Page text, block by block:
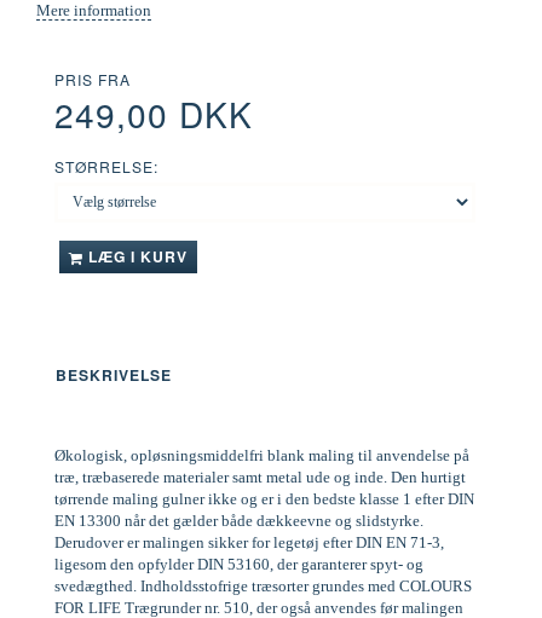
Mere information
PRIS FRA
249,00 DKK
STØRRELSE:
LÆG I KURV
BESKRIVELSE
Økologisk, opløsningsmiddelfri blank maling til anvendelse på
træ, træbaserede materialer samt metal ude og inde. Den hurtigt
tørrende maling gulner ikke og er i den bedste klasse 1 efter DIN
EN 13300 når det gælder både dækkeevne og slidstyrke.
Derudover er malingen sikker for legetøj efter DIN EN 71-3,
ligesom den opfylder DIN 53160, der garanterer spyt- og
svedægthed. Indholdsstofrige træsorter grundes med COLOURS
FOR LIFE Trægrunder nr. 510, der også anvendes før malingen